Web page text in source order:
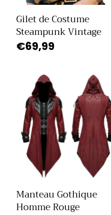
Gilet de Costume
Steampunk Vintage
Prix
€69,99
Manteau Gothique
Homme Rouge